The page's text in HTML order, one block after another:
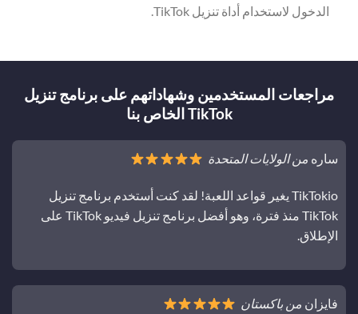
الدخول لاستخدام أداة تنزيل TikTok.
مراجعات المستخدمين وشهاداتهم على برنامج تنزيل
TikTok الخاص بنا
ساره من الولايات المتحدة
TikTokio يغير قواعد اللعبة! لقد كنت أستخدم برنامج تنزيل
TikTok منذ فترة، وهو أفضل برنامج تنزيل فيديو TikTok على
الإطلاق.
فايزان من باكستان